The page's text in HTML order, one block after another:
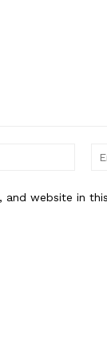
Name:*
and website in